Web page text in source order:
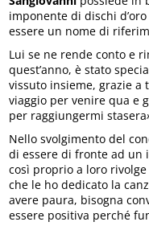
imponente di dischi
essere un nome di
Lui se ne rende conto e
quest’anno, è stato
vissuto insieme, grazie
viaggio per venire qua e
per raggiungermi stasera
Nello svolgimento del
di essere di fronte ad un
così proprio a loro
che le ho dedicato la
avere paura, bisogna
essere positiva perché